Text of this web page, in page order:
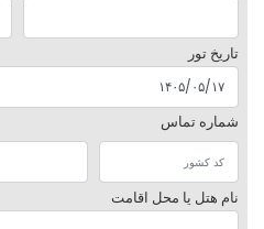
تاریخ تور
شماره تماس
نام هتل یا محل اقامت